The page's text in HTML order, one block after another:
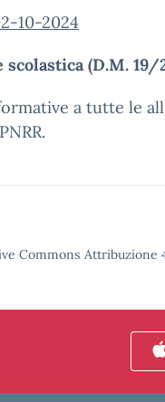
10-2024
(D.M. 19/
a tutte le
Commons Attribuzione